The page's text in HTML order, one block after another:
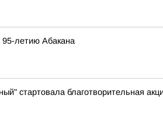
95-летию Абакана
стартовала благотворительная